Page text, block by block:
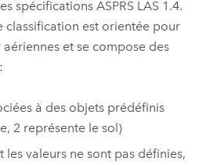
spécifications ASPRS LAS 1.4.
classification est orientée pour
et se compose des
à des objets prédéfinis
2 représente le sol)
les valeurs ne sont pas définies,